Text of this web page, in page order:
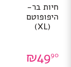
חיות בר-
היפופוטם
(XL)
₪4990